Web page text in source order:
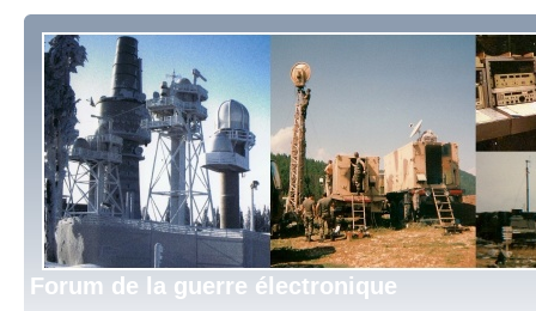
Forum de la guerre électronique